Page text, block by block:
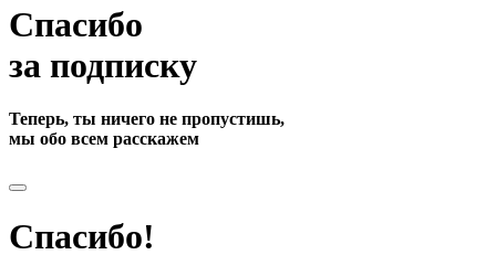
Спасибо
за подписку
Теперь, ты ничего не пропустишь,
мы обо всем расскажем
Спасибо!